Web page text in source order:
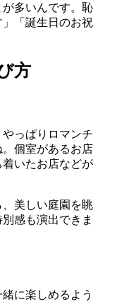
多いんです。恥
「誕生日のお祝
方
っぱりロマンチ
個室があるお店
いたお店などが
美しい庭園を眺
感も演出できま
に楽しめるよう